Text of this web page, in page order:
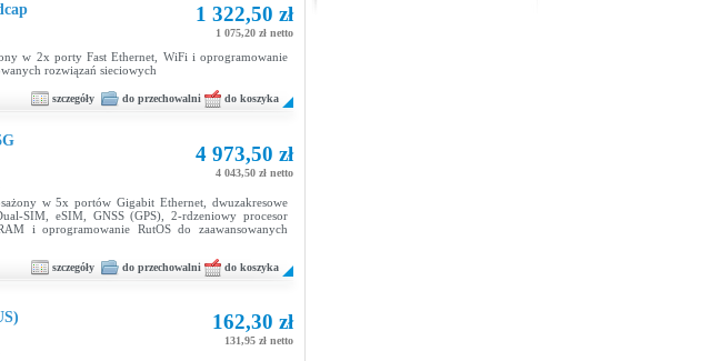
1 322,50 zł
1 075,20 zł netto
w 2x porty Fast Ethernet, WiFi i oprogramowanie
rozwiązań sieciowych
szczegóły do przechowalni do koszyka
4 973,50 zł
4 043,50 zł netto
w 5x portów Gigabit Ethernet, dwuzakresowe
SIM, eSIM, GNSS (GPS), 2-rdzeniowy procesor
i oprogramowanie RutOS do zaawansowanych
szczegóły do przechowalni do koszyka
162,30 zł
131,95 zł netto